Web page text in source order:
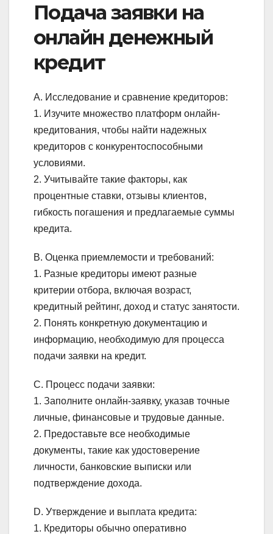
Подача заявки на
онлайн денежный
кредит
А. Исследование и сравнение кредиторов:
1. Изучите множество платформ онлайн-
кредитования, чтобы найти надежных
кредиторов с конкурентоспособными
условиями.
2. Учитывайте такие факторы, как
процентные ставки, отзывы клиентов,
гибкость погашения и предлагаемые суммы
кредита.
B. Оценка приемлемости и требований:
1. Разные кредиторы имеют разные
критерии отбора, включая возраст,
кредитный рейтинг, доход и статус занятости.
2. Понять конкретную документацию и
информацию, необходимую для процесса
подачи заявки на кредит.
C. Процесс подачи заявки:
1. Заполните онлайн-заявку, указав точные
личные, финансовые и трудовые данные.
2. Предоставьте все необходимые
документы, такие как удостоверение
личности, банковские выписки или
подтверждение дохода.
D. Утверждение и выплата кредита:
1. Кредиторы обычно оперативно